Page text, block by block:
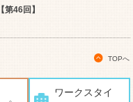
46回】
TOPへ
ワークスタイ